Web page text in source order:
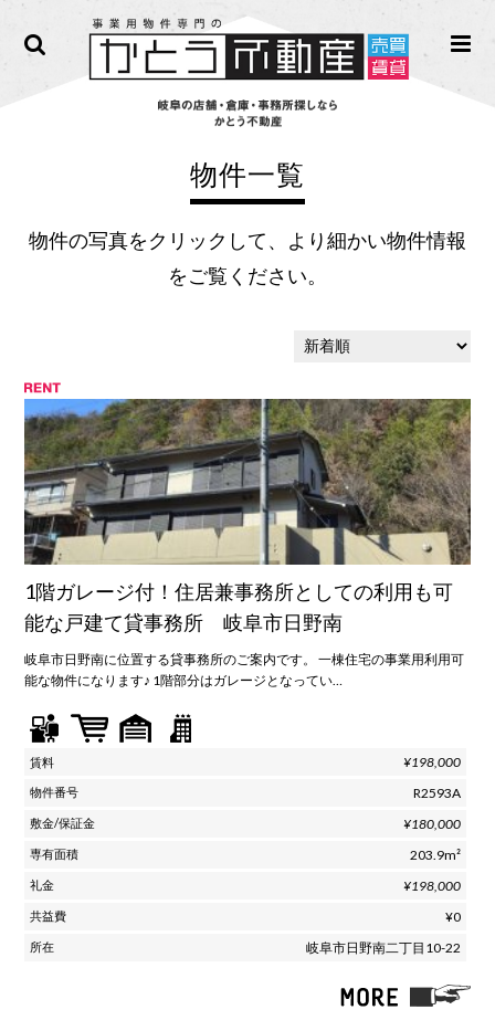
物件一覧
物件の写真をクリックして、より細かい物件情報
をご覧ください。
1階ガレージ付！住居兼事務所としての利用も可
能な戸建て貸事務所 岐阜市日野南
岐阜市日野南に位置する貸事務所のご案内です。 一棟住宅の事業用利用可
能な物件になります♪ 1階部分はガレージとなってい…
¥198,000
R2593A
¥180,000
203.9m²
¥198,000
¥0
岐阜市日野南二丁目10-22